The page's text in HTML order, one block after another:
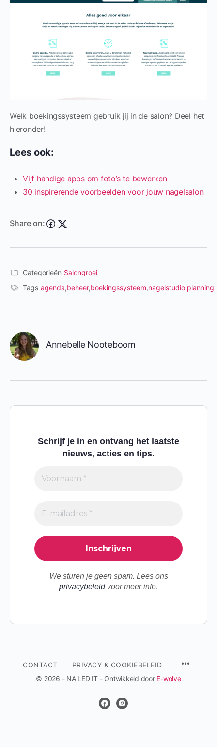
Welk boekingssysteem gebruik jij in de salon? Deel het
hieronder!
Lees ook:
Vijf handige apps om foto’s te bewerken
30 inspirerende voorbeelden voor jouw nagelsalon
Share on:
Categorieën Salongroei
Tags agenda,beheer,boekingssysteem,nagelstudio,planning
Annebelle Nooteboom
Schrijf je in en ontvang het laatste
nieuws, acties en tips.
We sturen je geen spam. Lees ons
privacybeleidvoor meer info.
CONTACT PRIVACY & COOKIEBELEID
© 2026 - NAILED IT - Ontwikkeld door E-wolve